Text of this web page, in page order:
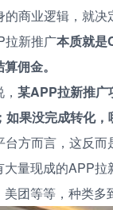
商业逻辑，就决
拉新推广本质就是
佣金。
某APP拉新推广
果没完成转化，
方而言，这反而
大量现成的APP
团等等，种类多